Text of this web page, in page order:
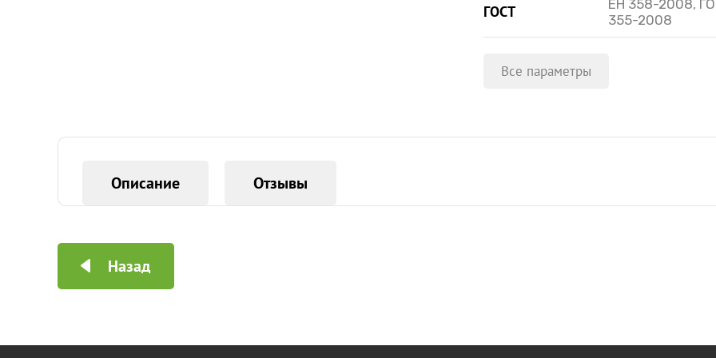
ГОСТ
ЕН 358-2008,
355-2008
Все параметры
Описание Отзывы
Назад